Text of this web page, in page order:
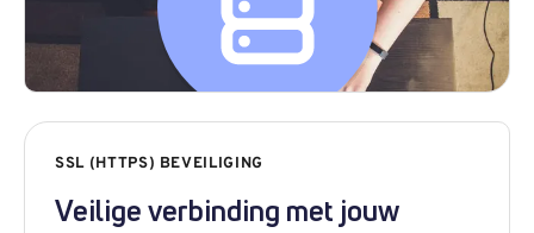
SSL (HTTPS) BEVEILIGING
Veilige verbinding met jouw